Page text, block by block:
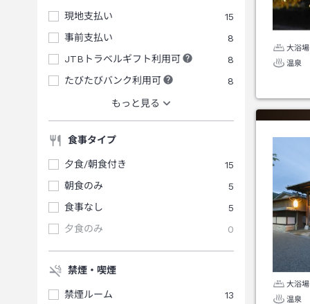
現地支払い
15
事前支払い
8
JTBトラベルギフト利用可
8
たびたびバンク利用可
8
もっと見る
食事タイプ
夕食/朝食付き
15
朝食のみ
5
食事なし
5
夕食のみ
0
禁煙・喫煙
禁煙ルーム
13
大浴
温泉
大浴
温泉